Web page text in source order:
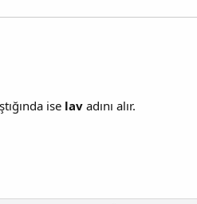
ise lav adını alır.